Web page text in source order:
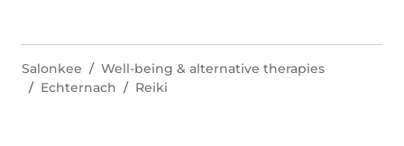
Salonkee
Well-being & alternative therapies
Echternach
Reiki